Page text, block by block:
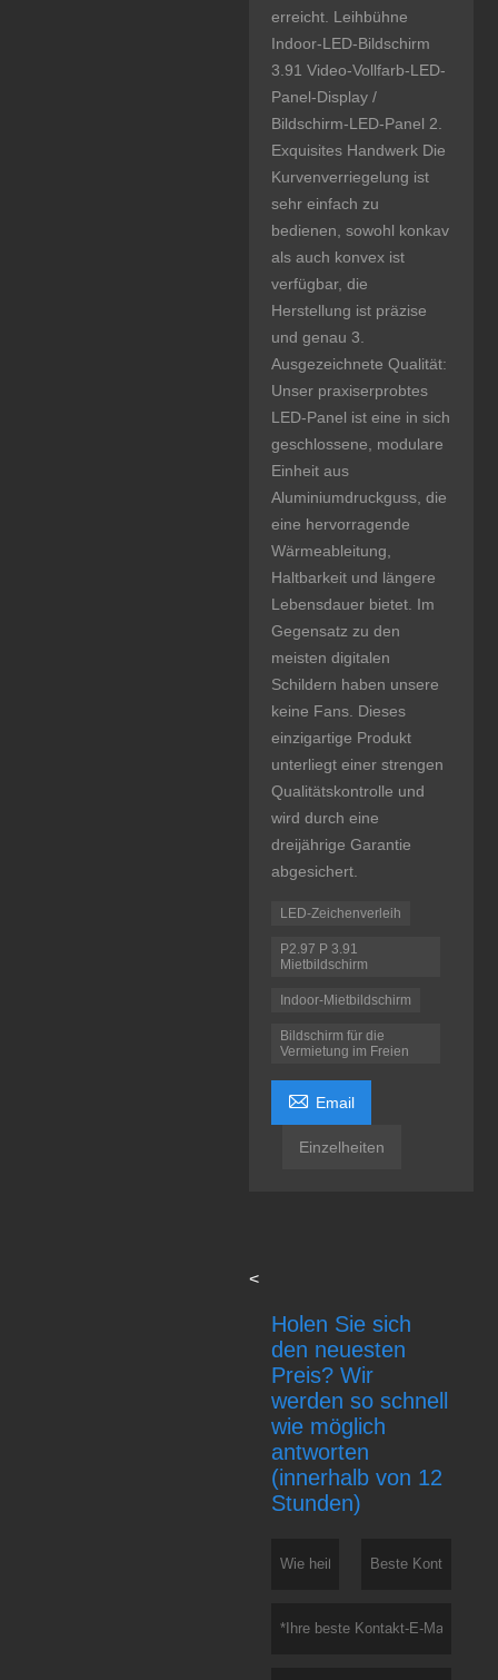
erreicht. Leihbühne
Indoor-LED-Bildschirm
3.91 Video-Vollfarb-LED-
Panel-Display /
Bildschirm-LED-Panel 2.
Exquisites Handwerk Die
Kurvenverriegelung ist
sehr einfach zu
bedienen, sowohl konkav
als auch konvex ist
verfügbar, die
Herstellung ist präzise
und genau 3.
Ausgezeichnete Qualität:
Unser praxiserprobtes
LED-Panel ist eine in sich
geschlossene, modulare
Einheit aus
Aluminiumdruckguss, die
eine hervorragende
Wärmeableitung,
Haltbarkeit und längere
Lebensdauer bietet. Im
Gegensatz zu den
meisten digitalen
Schildern haben unsere
keine Fans. Dieses
einzigartige Produkt
unterliegt einer strengen
Qualitätskontrolle und
wird durch eine
dreijährige Garantie
abgesichert.
LED-Zeichenverleih
P2.97 P 3.91
Mietbildschirm
Indoor-Mietbildschirm
Bildschirm für die
Vermietung im Freien
 Email
Einzelheiten
<
Holen Sie sich
den neuesten
Preis? Wir
werden so schnell
wie möglich
antworten
(innerhalb von 12
Stunden)